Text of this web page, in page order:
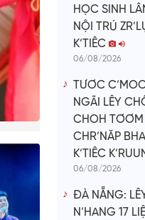
HỌC SINH
NỘI TRÚ
K’TIÊC
06/08/2026
TƯƠC
NGÃI LÊY
CHOH TƠƠM
CHR’NĂP
K’TIÊC
06/08/2026
ĐÀ NẴNG:
N’HANG 17